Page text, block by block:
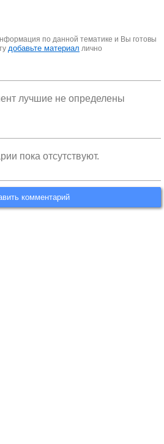
по данной тематике и Вы готовы
добавьте материал лично
лучшие не определены
пока отсутствуют.
комментарий